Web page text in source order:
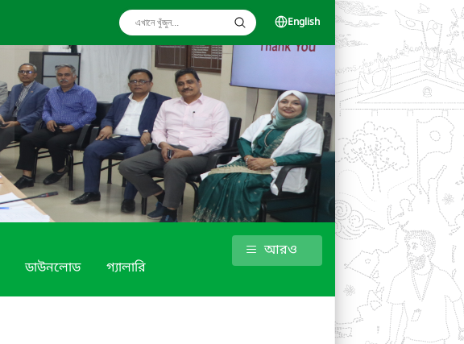
English
ডাউনলোড গ্যালারি
আরও